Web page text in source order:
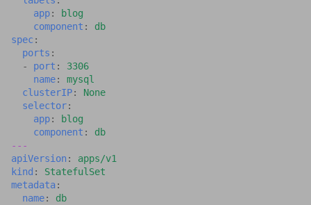
app:
blog
component :
db
spec:
ports :
-
port :
3306
name:
mysql
clusterIP:
None
selector:
app:
blog
component :
db
---
apiVersion :
apps/v1
kind :
StatefulSet
metadata:
name:
db